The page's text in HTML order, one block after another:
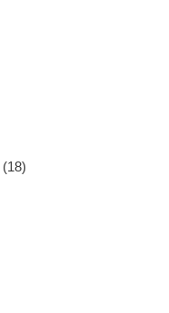
(18)